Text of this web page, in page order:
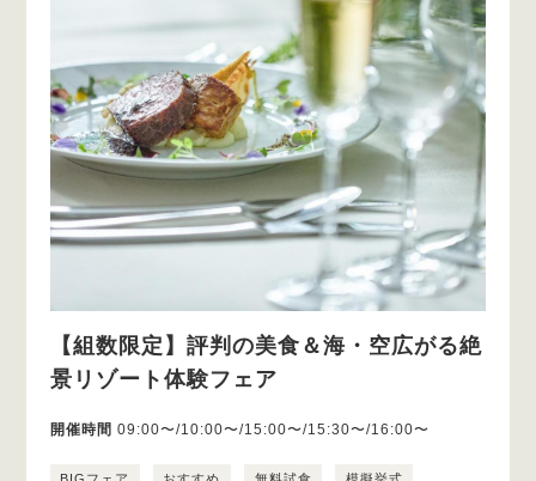
【組数限定】評判の美食＆海・空広がる絶
景リゾート体験フェア
開催時間 09:00〜/10:00〜/15:00〜/15:30〜/16:00〜